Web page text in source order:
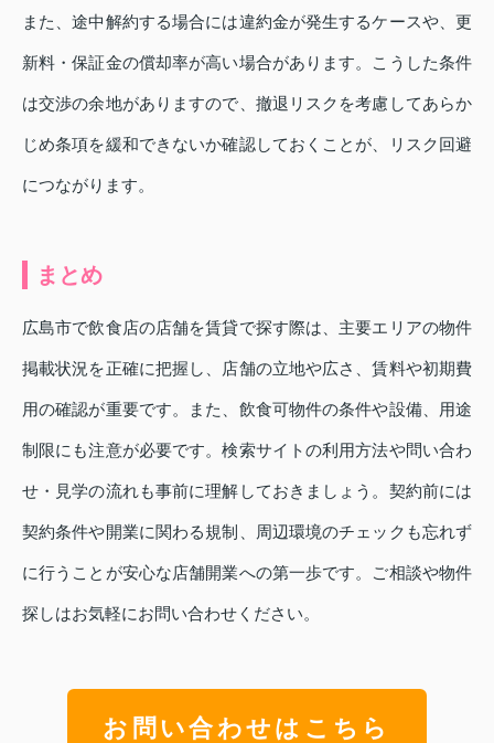
また、途中解約する場合には違約金が発生するケースや、更
新料・保証金の償却率が高い場合があります。こうした条件
は交渉の余地がありますので、撤退リスクを考慮してあらか
じめ条項を緩和できないか確認しておくことが、リスク回避
につながります。
まとめ
広島市で飲食店の店舗を賃貸で探す際は、主要エリアの物件
掲載状況を正確に把握し、店舗の立地や広さ、賃料や初期費
用の確認が重要です。また、飲食可物件の条件や設備、用途
制限にも注意が必要です。検索サイトの利用方法や問い合わ
せ・見学の流れも事前に理解しておきましょう。契約前には
契約条件や開業に関わる規制、周辺環境のチェックも忘れず
に行うことが安心な店舗開業への第一歩です。ご相談や物件
探しはお気軽にお問い合わせください。
お問い合わせはこちら